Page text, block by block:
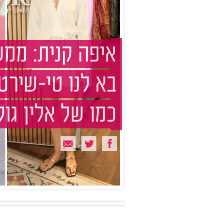
איפה קנית:
בא לנו טי-
כמו של אלין